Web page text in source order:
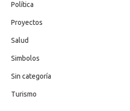
Política
Proyectos
Salud
Simbolos
Sin categoría
Turismo